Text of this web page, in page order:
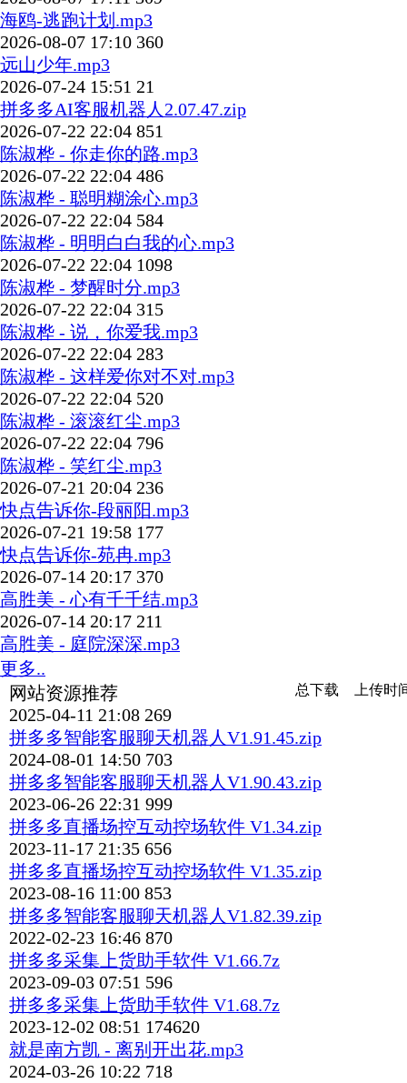
海鸥-逃跑计划.mp3
2026-08-07 17:10 360
远山少年.mp3
2026-07-24 15:51 21
拼多多AI客服机器人2.07.47.zip
2026-07-22 22:04 851
陈淑桦 - 你走你的路.mp3
2026-07-22 22:04 486
陈淑桦 - 聪明糊涂心.mp3
2026-07-22 22:04 584
陈淑桦 - 明明白白我的心.mp3
2026-07-22 22:04 1098
陈淑桦 - 梦醒时分.mp3
2026-07-22 22:04 315
陈淑桦 - 说，你爱我.mp3
2026-07-22 22:04 283
陈淑桦 - 这样爱你对不对.mp3
2026-07-22 22:04 520
陈淑桦 - 滚滚红尘.mp3
2026-07-22 22:04 796
陈淑桦 - 笑红尘.mp3
2026-07-21 20:04 236
快点告诉你-段丽阳.mp3
2026-07-21 19:58 177
快点告诉你-苑冉.mp3
2026-07-14 20:17 370
高胜美 - 心有千千结.mp3
2026-07-14 20:17 211
高胜美 - 庭院深深.mp3
更多..
网站资源推荐
上传时
总下载
2025-04-11 21:08 269
拼多多智能客服聊天机器人V1.91.45.zip
2024-08-01 14:50 703
拼多多智能客服聊天机器人V1.90.43.zip
2023-06-26 22:31 999
拼多多直播场控互动控场软件 V1.34.zip
2023-11-17 21:35 656
拼多多直播场控互动控场软件 V1.35.zip
2023-08-16 11:00 853
拼多多智能客服聊天机器人V1.82.39.zip
2022-02-23 16:46 870
拼多多采集上货助手软件 V1.66.7z
2023-09-03 07:51 596
拼多多采集上货助手软件 V1.68.7z
2023-12-02 08:51 174620
就是南方凯 - 离别开出花.mp3
2024-03-26 10:22 718